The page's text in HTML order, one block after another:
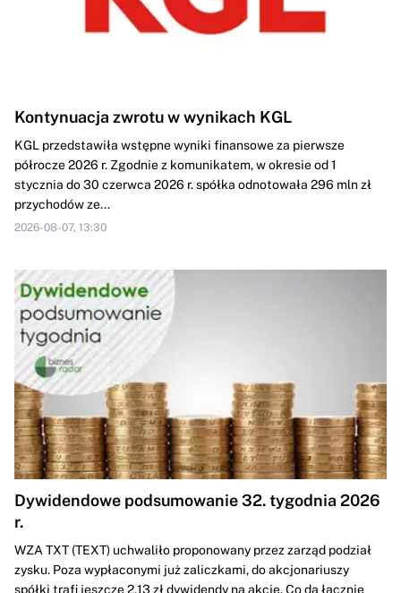
Kontynuacja zwrotu w wynikach KGL
KGL przedstawiła wstępne wyniki finansowe za pierwsze
półrocze 2026 r. Zgodnie z komunikatem, w okresie od 1
stycznia do 30 czerwca 2026 r. spółka odnotowała 296 mln zł
przychodów ze...
2026-08-07, 13:30
Dywidendowe podsumowanie 32. tygodnia 2026
r.
WZA TXT (TEXT) uchwaliło proponowany przez zarząd podział
zysku. Poza wypłaconymi już zaliczkami, do akcjonariuszy
spółki trafi jeszcze 2,13 zł dywidendy na akcję. Co da łącznie